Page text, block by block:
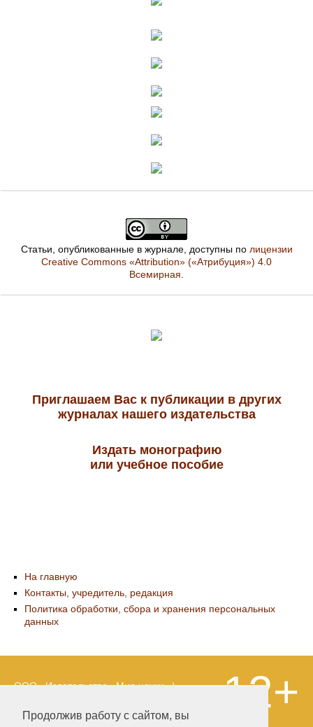
Продолжив работу с сайтом, вы
Статьи, опубликованные в журнале, доступны по лицензии
Creative Commons «Attribution» («Атрибуция») 4.0
Всемирная
Приглашаем Вас к публикации в других
журналах нашего издательства
Издать монографию
или учебное пособие
На главную
Контакты, учредитель, редакция
Политика обработки, сбора и хранения персональных
данных
ООО «Издательство «Мир науки» \
LLC Материалы, размещенные на сайте,
охраняются Законом о защите авторских
12+